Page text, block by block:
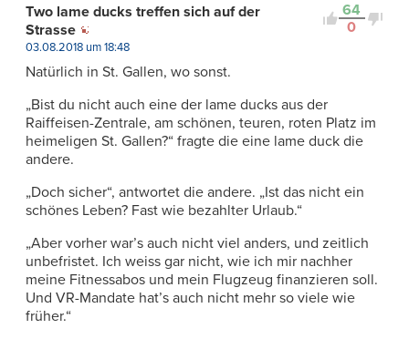
64
0
Two lame ducks treffen sich auf der
Strasse
03.08.2018 um 18:48
Natürlich in St. Gallen, wo sonst.
„Bist du nicht auch eine der lame ducks aus der
Raiffeisen-Zentrale, am schönen, teuren, roten Platz im
heimeligen St. Gallen?“ fragte die eine lame duck die
andere.
„Doch sicher“, antwortet die andere. „Ist das nicht ein
schönes Leben? Fast wie bezahlter Urlaub.“
„Aber vorher war’s auch nicht viel anders, und zeitlich
unbefristet. Ich weiss gar nicht, wie ich mir nachher
meine Fitnessabos und mein Flugzeug finanzieren soll.
Und VR-Mandate hat’s auch nicht mehr so viele wie
früher.“